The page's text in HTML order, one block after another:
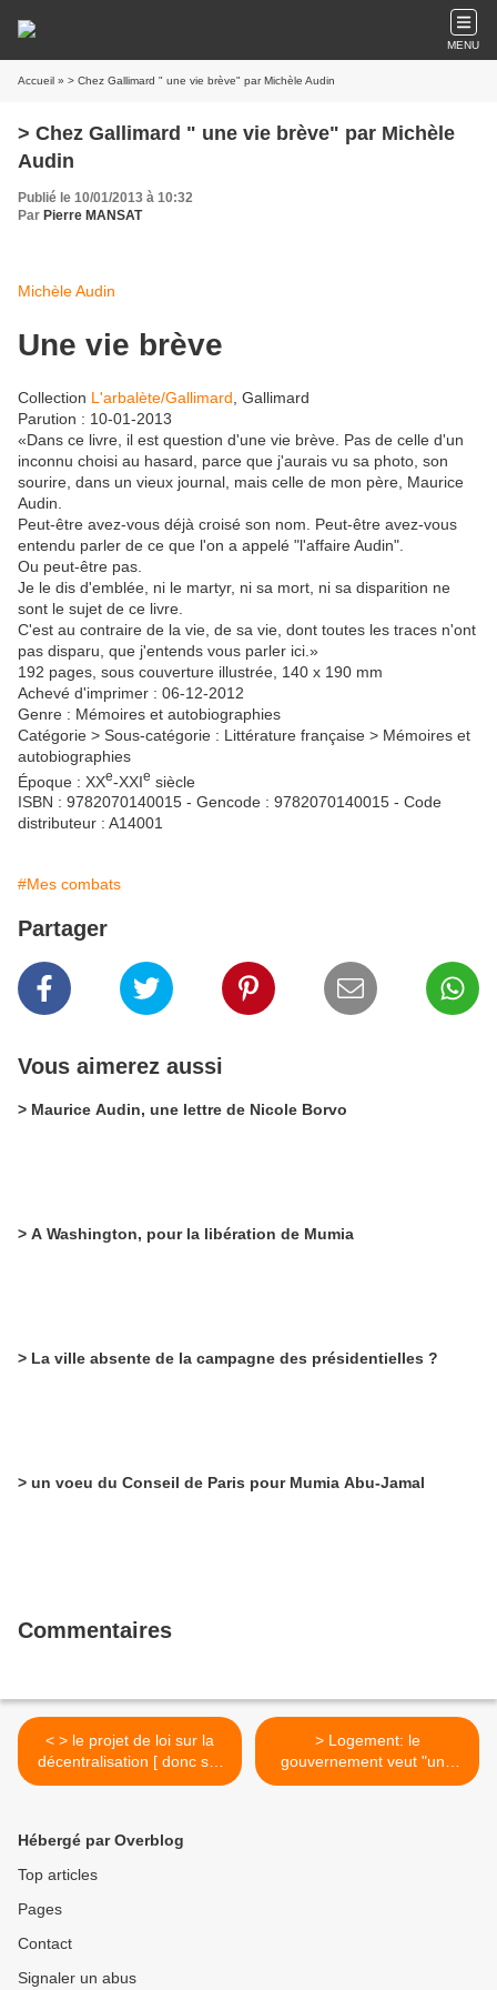
MENU
Accueil » > Chez Gallimard " une vie brève" par Michèle Audin
> Chez Gallimard " une vie brève" par Michèle
Audin
Publié le 10/01/2013 à 10:32
Par Pierre MANSAT
Michèle Audin
Une vie brève
Collection L'arbalète/Gallimard , Gallimard
Parution : 10-01-2013
«Dans ce livre, il est question d'une vie brève. Pas de celle d'un
inconnu choisi au hasard, parce que j'aurais vu sa photo, son
sourire, dans un vieux journal, mais celle de mon père, Maurice
Audin.
Peut-être avez-vous déjà croisé son nom. Peut-être avez-vous
entendu parler de ce que l'on a appelé "l'affaire Audin".
Ou peut-être pas.
Je le dis d'emblée, ni le martyr, ni sa mort, ni sa disparition ne
sont le sujet de ce livre.
C'est au contraire de la vie, de sa vie, dont toutes les traces n'ont
pas disparu, que j'entends vous parler ici.»
192 pages, sous couverture illustrée, 140 x 190 mm
Achevé d'imprimer : 06-12-2012
Genre : Mémoires et autobiographies
Catégorie > Sous-catégorie : Littérature française > Mémoires et
autobiographies
Époque : XXe-XXIe siècle
ISBN : 9782070140015 - Gencode : 9782070140015 - Code
distributeur : A14001
#Mes combats
Partager
Vous aimerez aussi
> Maurice Audin, une lettre de Nicole Borvo
> A Washington, pour la libération de Mumia
> La ville absente de la campagne des présidentielles ?
> un voeu du Conseil de Paris pour Mumia Abu-Jamal
Commentaires
< > le projet de loi sur la
décentralisation [ donc sur
Paris] sera présenté au
> Logement: le
gouvernement veut "une
autorité plus forte" en
Hébergé par Overblog
Top articles
Pages
Contact
Signaler un abus